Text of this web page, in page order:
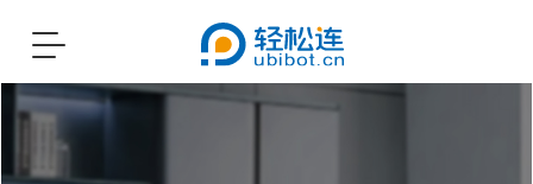
Toggle